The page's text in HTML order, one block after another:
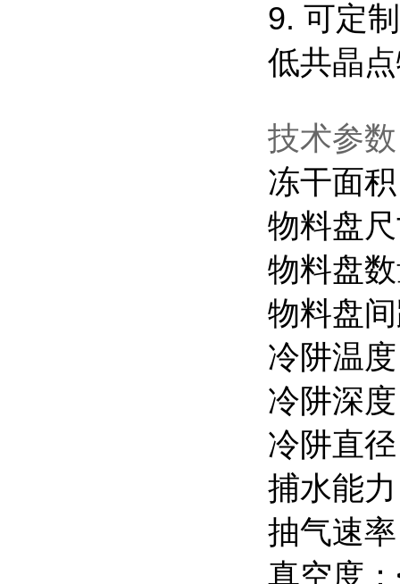
9. 可定
低共晶
技术参
冻干面
物料盘
物料盘
物料盘
冷阱温
冷阱深
冷阱直
捕水能
抽气速
真空度